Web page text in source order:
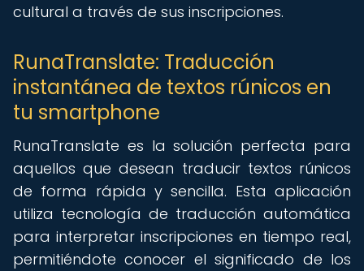
cultural a través de sus inscripciones.
RunaTranslate: Traducción
instantánea de textos rúnicos en
tu smartphone
RunaTranslate es la solución perfecta para
aquellos que desean traducir textos rúnicos
de forma rápida y sencilla. Esta aplicación
utiliza tecnología de traducción automática
para interpretar inscripciones en tiempo real,
permitiéndote conocer el significado de los